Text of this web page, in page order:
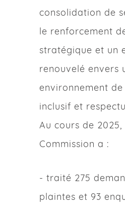
consolidation de
le renforcement
stratégique et un
renouvelé envers
environnement
inclusif et
Au cours de 2025,
Commission a :
- traité 275
plaintes et 93